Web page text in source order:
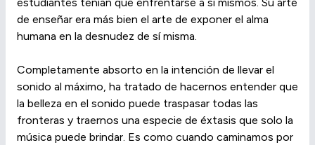
de enseñar era más bien el arte de exponer el alma
humana en la desnudez de sí misma.
Completamente absorto en la intención de llevar el
sonido al máximo, ha tratado de hacernos entender que
la belleza en el sonido puede traspasar todas las
fronteras y traernos una especie de éxtasis que solo la
música puede brindar. Es como cuando caminamos por